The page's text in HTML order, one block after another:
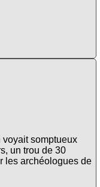
voyait somptueux
un trou de 30
les archéologues de